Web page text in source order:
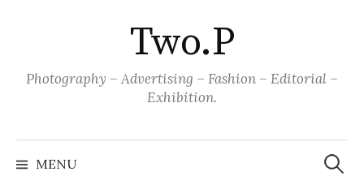
Two.P
Photography – Advertising – Fashion – Editorial –
Exhibition.
MENU